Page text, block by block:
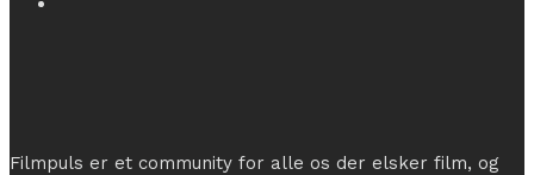
Filmpuls er et community for alle os der elsker film, og